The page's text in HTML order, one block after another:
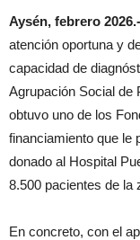
Aysén, febrero 2026.-
atención oportuna y
capacidad de
Agrupación Social de
obtuvo uno de los
financiamiento que le
donado al Hospital
8.500 pacientes de la
En concreto, con el